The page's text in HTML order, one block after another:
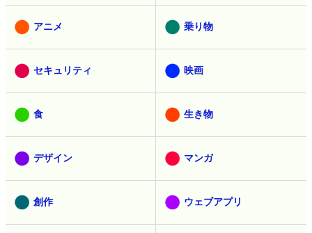
アニメ 乗り物
セキュリティ 映画
食 生き物
デザイン マンガ
創作 ウェブアプリ